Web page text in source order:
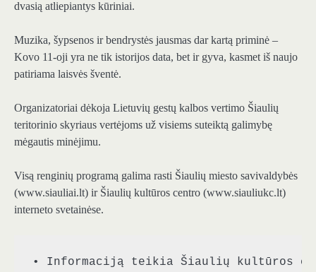
dvasią atliepiantys kūriniai.
Muzika, šypsenos ir bendrystės jausmas dar kartą priminė –
Kovo 11-oji yra ne tik istorijos data, bet ir gyva, kasmet iš naujo
patiriama laisvės šventė.
Organizatoriai dėkoja Lietuvių gestų kalbos vertimo Šiaulių
teritorinio skyriaus vertėjoms už visiems suteiktą galimybę
mėgautis minėjimu.
Visą renginių programą galima rasti Šiaulių miesto savivaldybės
(www.siauliai.lt) ir Šiaulių kultūros centro (www.siauliukc.lt)
interneto svetainėse.
• Informaciją teikia Šiaulių kultūros